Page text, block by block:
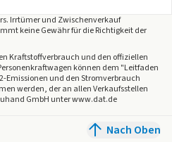
. Irrtümer und Zwischenverkauf
keine Gewähr für die Richtigkeit der
Kraftstoffverbrauch und den offiziellen
können dem "Leitfaden
Emissionen und den Stromverbrauch
werden, der an allen Verkaufsstellen
GmbH unter www.dat.de
Nach Oben